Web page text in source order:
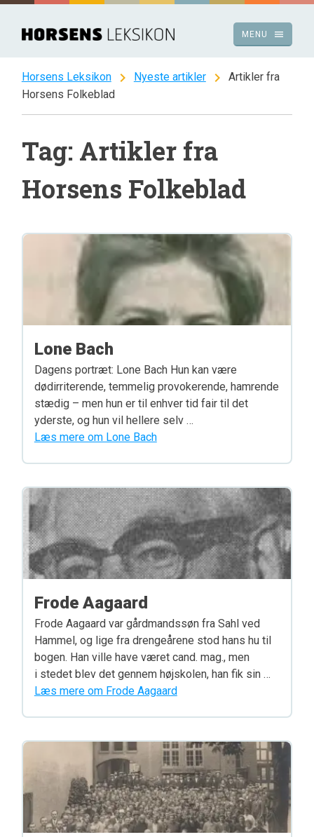
Spring
indhold
menu
MENU
Horsens Leksikon chevron_right Nyeste artikler chevron_right
Artikler fra
Horsens Folkeblad
Tag: Artikler fra
Horsens Folkeblad
Lone Bach
Dagens portræt: Lone Bach Hun kan være
dødirriterende, temmelig provokerende, hamrende
stædig – men hun er til enhver tid fair til det
yderste, og hun vil hellere selv …
Læs mere om Lone Bach
Frode Aagaard
Frode Aagaard var gårdmandssøn fra Sahl ved
Hammel, og lige fra drengeårene stod hans hu til
bogen. Han ville have været cand. mag., men
i stedet blev det gennem højskolen, han fik sin …
Læs mere om Frode Aagaard